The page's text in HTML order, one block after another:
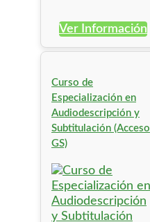
Ver Información
Curso de
Especialización en
Audiodescripción y
Subtitulación (Acceso
GS)